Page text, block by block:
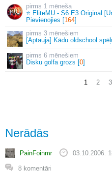
1 mēneša
⭐ EliteMU - S6 E3 Original
Pievienojies [164]
3 mēnešiem
[Aptauja] Kādu oldschool
6 mēnešiem
Disku golfa grozs [0]
1 2 3
Nerādās
PainFoinmr 03.10.2006.
8 komentāri